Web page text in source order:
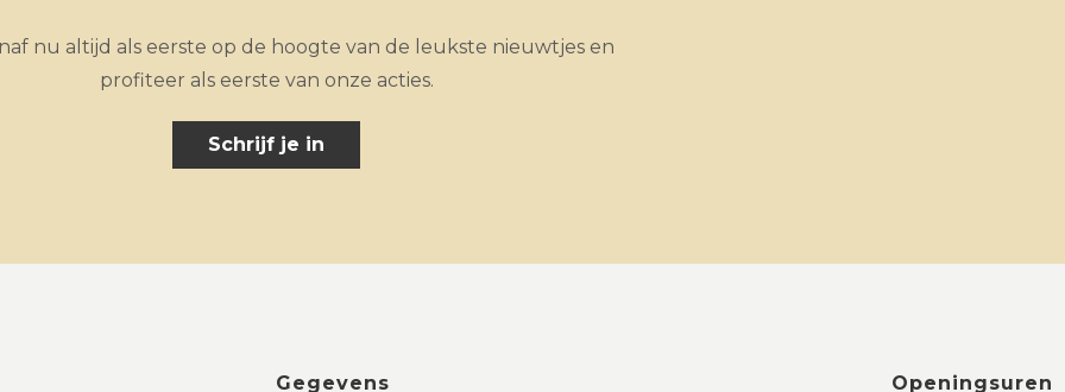
nu altijd als eerste op de hoogte van de leukste nieuwtjes en
profiteer als eerste van onze acties.
Schrijf je in
Gegevens Openingsuren